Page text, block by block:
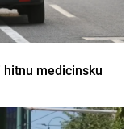
hitnu medicinsku